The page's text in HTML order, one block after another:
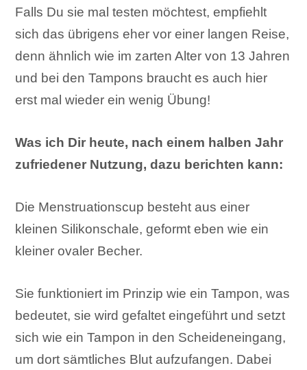
Falls Du sie mal testen möchtest, empfiehlt
sich das übrigens eher vor einer langen Reise,
denn ähnlich wie im zarten Alter von 13 Jahren
und bei den Tampons braucht es auch hier
erst mal wieder ein wenig Übung!
Was ich Dir heute, nach einem halben Jahr
zufriedener Nutzung, dazu berichten kann:
Die Menstruationscup besteht aus einer
kleinen Silikonschale, geformt eben wie ein
kleiner ovaler Becher.
Sie funktioniert im Prinzip wie ein Tampon, was
bedeutet, sie wird gefaltet eingeführt und setzt
sich wie ein Tampon in den Scheideneingang,
um dort sämtliches Blut aufzufangen. Dabei